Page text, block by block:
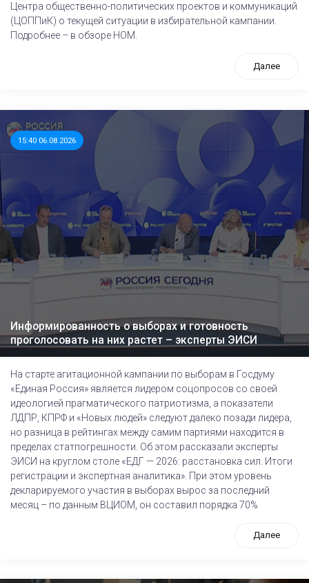
Центра общественно-политических проектов и коммуникаций
(ЦОППиК) о текущей ситуации в избирательной кампании.
Подробнее – в обзоре НОМ.
Далее
15:40 06.08.2026
Информированность о выборах и готовность
проголосовать на них растет – эксперты ЭИСИ
На старте агитационной кампании по выборам в Госдуму
«Единая Россия» является лидером соцопросов со своей
идеологией прагматического патриотизма, а показатели
ЛДПР, КПРФ и «Новых людей» следуют далеко позади лидера,
но разница в рейтингах между самим партиями находится в
пределах статпогрешности. Об этом рассказали эксперты
ЭИСИ на круглом столе «ЕДГ — 2026: расстановка сил. Итоги
регистрации и экспертная аналитика». При этом уровень
декларируемого участия в выборах вырос за последний
месяц – по данным ВЦИОМ, он составил порядка 70%
Далее